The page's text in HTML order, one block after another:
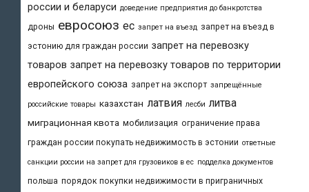
россии и беларуси доведение предприятия до банкротства
дроны евросоюз ес запрет на въезд запрет на въезд в
эстонию для граждан россии запрет на перевозку
товаров запрет на перевозку товаров по территории
европейского союза запрет на экспорт запрещённые
российские товары казахстан латвия лесби литва
миграционная квота мобилизация ограничение права
граждан россии покупать недвижимость в эстонии ответные
санкции россии на запрет для грузовиков в ес подделка документов
польша порядок покупки недвижимости в приграничных